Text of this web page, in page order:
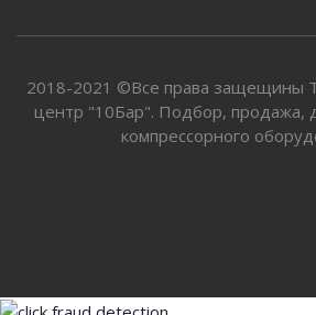
2018-2021 ©Все права защещины
центр "10Бар". Подбор, продажа,
компрессорного